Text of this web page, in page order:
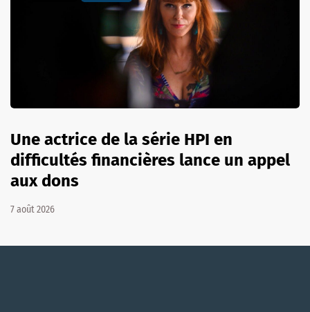
Une actrice de la série HPI en
difficultés financières lance un appel
aux dons
7 août 2026